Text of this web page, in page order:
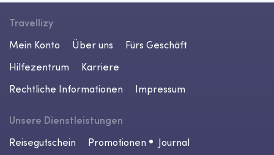
Travellizy
Mein Konto
Über uns
Fürs Geschäft
Hilfezentrum
Karriere
Rechtliche Informationen
Impressum
Unsere Dienstleistungen
Reisegutschein
Promotionen
Journal